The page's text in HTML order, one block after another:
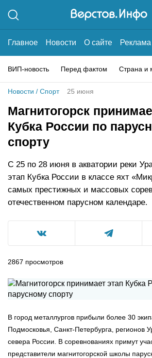
Главное Новости О сайте Реклама
ВИП-новость Перед фактом Страна и
Новости / Спорт 25 июня
Магнитогорск
Кубка России по
спорту
С 25 по 28 июня в акватории реки
этап Кубка России в классе яхт
самых престижных и массовых
отечественном парусном календаре.
2867 просмотров
В город металлургов прибыли более 30
Подмосковья, Санкт-Петербурга, регионов
севера России. В соревнованиях примут
представители магнитогорской школы